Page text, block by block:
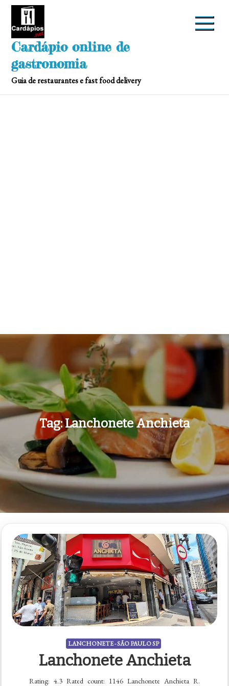
Skip
Cardápio online de
gastronomia
Guia de restaurantes e fast food delivery
Tag:Lanchonete Anchieta
LANCHONETE - SÃO PAULO SP
Lanchonete Anchieta
Rating: 4.3 Rated count: 1146 Lanchonete Anchieta R.